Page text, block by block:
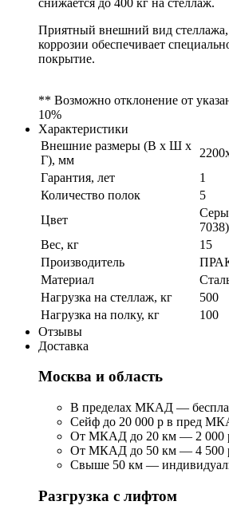
Приятный внешний вид стеллажа,
коррозии обеспечивает
покрытие.
** Возможно отклонение от
10%
Характеристики
Внешние размеры (В х Ш х
Г), мм
Гарантия, лет
1
Количество полок
5
Цвет
7038)
Вес, кг
15
Производитель
Материал
Нагрузка на стеллаж, кг
500
Нагрузка на полку, кг
100
Отзывы
Доставка
Москва и область
В пределах МКАД —
Сейф до 20 000 р в пред
От МКАД до 20 км — 2 000
От МКАД до 50 км — 4 500
Свыше 50 км —
Разгрузка с лифтом